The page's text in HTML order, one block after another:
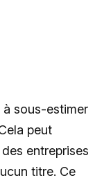
sous-estimer
peut
entreprises
titre. Ce